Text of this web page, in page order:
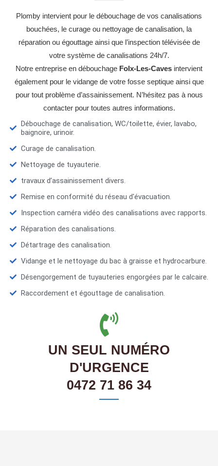
Plomby intervient pour le débouchage de vos canalisations
bouchées, le curage ou nettoyage de canalisation, la
réparation ou égouttage ainsi que l’inspection télévisée de
votre système de canalisations 24h/7.
Notre entreprise en débouchage Folx-Les-Caves intervient
également pour le vidange de votre fosse septique ainsi que
pour tout problème d’assainissement. N’hésitez pas à nous
contacter pour toutes autres informations.
Débouchage de canalisation, WC/toilette, évier, lavabo,
baignoire, urinoir.
Curage de canalisation.
Nettoyage de tuyauterie.
travaux d’assainissement divers.
Remise en conformité du réseau d'évacuation.
Inspection caméra vidéo des canalisations avec rapports.
Réparation des canalisations.
Détartrage des canalisation.
Vidange et le nettoyage du bac à graisse et hydrocarbure.
Désengorgement de tuyauteries engorgées par le calcaire.
Raccordement et égouttage de canalisation.
UN SEUL NUMÉRO
D'URGENCE
0472 71 86 34